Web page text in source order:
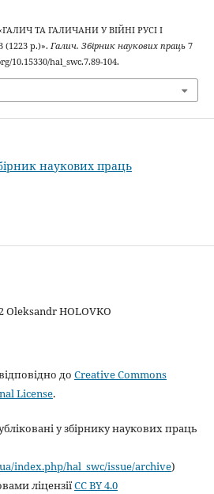
ТА ГАЛИЧАНИ У ВІЙНІ РУСІ І
р.)». Галич. Збірник наукових праць7
10.15330/hal_swc.7.89-104.
наукових праць
Oleksandr HOLOVKO
до Creative Commons
License.
у збірнику наукових праць
index.php/hal_swc/issue/archive)
ліцензіїCC BY 4.0